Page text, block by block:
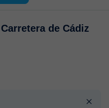
Carretera de Cádiz